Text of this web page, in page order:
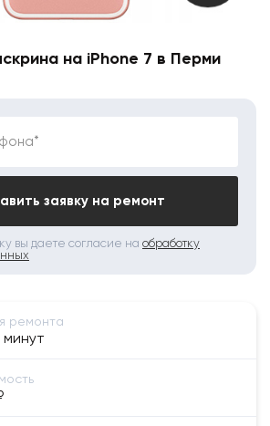
на iPhone 7 в Перми
заявку на ремонт
вы даете согласие на обработку
ремонта
минут